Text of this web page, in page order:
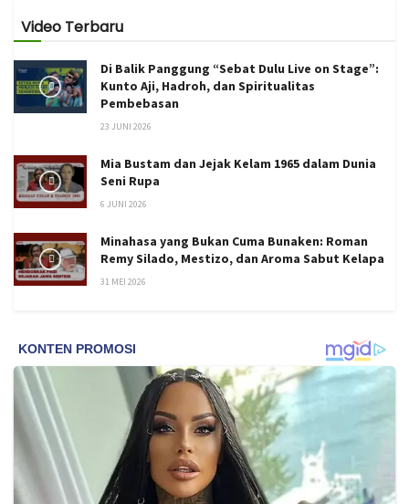
Video Terbaru
Di Balik Panggung “Sebat Dulu Live on Stage”:
Kunto Aji, Hadroh, dan Spiritualitas
Pembebasan
23 JUNI 2026
Mia Bustam dan Jejak Kelam 1965 dalam Dunia
Seni Rupa
6 JUNI 2026
Minahasa yang Bukan Cuma Bunaken: Roman
Remy Silado, Mestizo, dan Aroma Sabut Kelapa
31 MEI 2026